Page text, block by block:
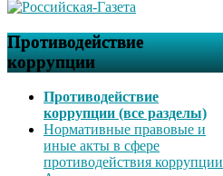
Противодействие
коррупции
Противодействие
коррупции (все разделы)
Нормативные правовые и
иные акты в сфере
противодействия коррупции